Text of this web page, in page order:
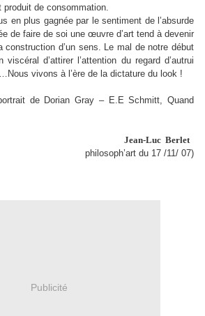
produit de consommation.
en plus gagnée par le sentiment de l’absurde
de faire de soi une œuvre d’art tend à devenir
construction d’un sens. Le mal de notre début
d’attirer l’attention du regard d’autrui
vivons à l’ère de la dictature du look !
de Dorian Gray – E.E Schmitt, Quand
Jean-Luc Berlet
philosoph’art du 17 /11/ 07)
Publicité